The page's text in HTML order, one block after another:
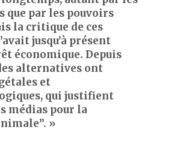
que par les pouvoirs
la critique de ces
jusqu’à présent
économique. Depuis
alternatives ont
et
qui justifient
médias pour la
»